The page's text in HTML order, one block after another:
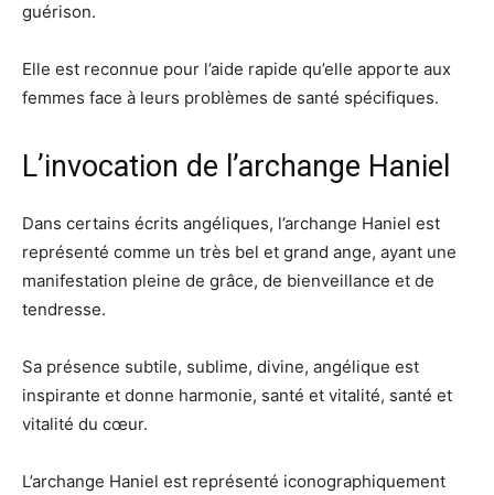
guérison.
Elle est reconnue pour l’aide rapide qu’elle apporte aux
femmes face à leurs problèmes de santé spécifiques.
L’invocation de l’archange Haniel
Dans certains écrits angéliques, l’archange Haniel est
représenté comme un très bel et grand ange, ayant une
manifestation pleine de grâce, de bienveillance et de
tendresse.
Sa présence subtile, sublime, divine, angélique est
inspirante et donne harmonie, santé et vitalité, santé et
vitalité du cœur.
L’archange Haniel est représenté iconographiquement